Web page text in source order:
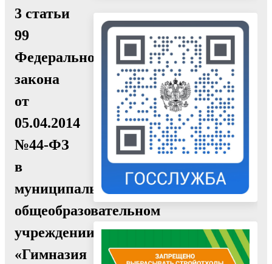
3 статьи
99
Федерального
закона
от
05.04.2014
№44-ФЗ
в
муниципальном
общеобразовательном
учреждении
«Гимназия